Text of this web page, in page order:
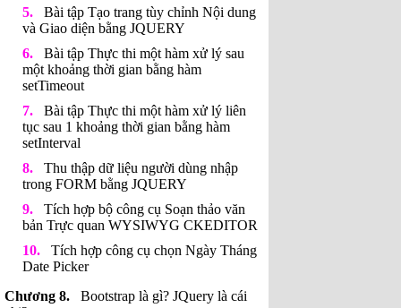
Bài tập Tạo trang tùy chỉnh Nội dung
và Giao diện bằng JQUERY
Bài tập Thực thi một hàm xử lý sau
một khoảng thời gian bằng hàm
setTimeout
Bài tập Thực thi một hàm xử lý liên
tục sau 1 khoảng thời gian bằng hàm
setInterval
Thu thập dữ liệu người dùng nhập
trong FORM bằng JQUERY
Tích hợp bộ công cụ Soạn thảo văn
bản Trực quan WYSIWYG CKEDITOR
Tích hợp công cụ chọn Ngày Tháng
Date Picker
Bootstrap là gì? JQuery là cái